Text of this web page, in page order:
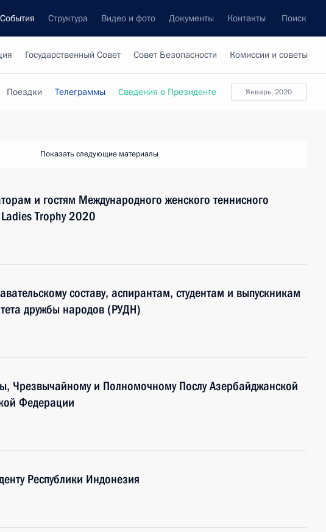
События Структура Видео и фото Документы Контакты Поиск
Государственный Совет Совет Безопасности Комиссии и советы
январь, 2020
Поездки Телеграммы Сведения о Президенте
Показать следующие материалы
и гостям Международного женского теннисного
Trophy 2020
составу, аспирантам, студентам и выпускникам
дружбы народов (РУДН)
Чрезвычайному и Полномочному Послу Азербайджанской
Федерации
Республики Индонезия